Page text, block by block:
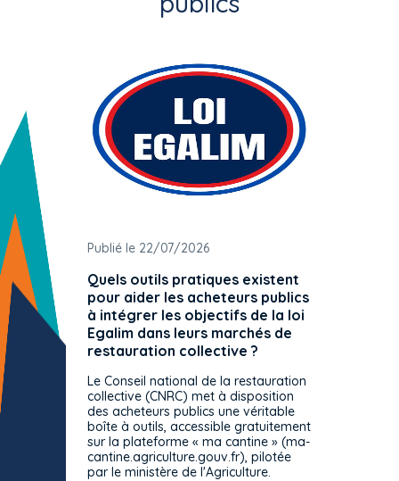
Publié le 22/07/2026
Quels outils pratiques existent
pour aider les acheteurs publics
à intégrer les objectifs de la loi
Egalim dans leurs marchés de
restauration collective ?
Le Conseil national de la restauration
collective (CNRC) met à disposition
des acheteurs publics une véritable
boîte à outils, accessible gratuitement
sur la plateforme « ma cantine » (ma-
cantine.agriculture.gouv.fr), pilotée
par le ministère de l'Agriculture.